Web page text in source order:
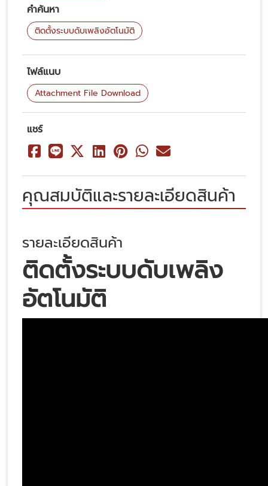
คำค้นหา
ติดตั้งระบบดับเพลิงอัตโนมัติ
ไฟล์แนบ
Attachment File Download
แชร์
คุณสมบัติและรายละเอียดสินค้า
รายละเอียดสินค้า
ติดตั้งระบบดับเพลิง
อัตโนมัติ